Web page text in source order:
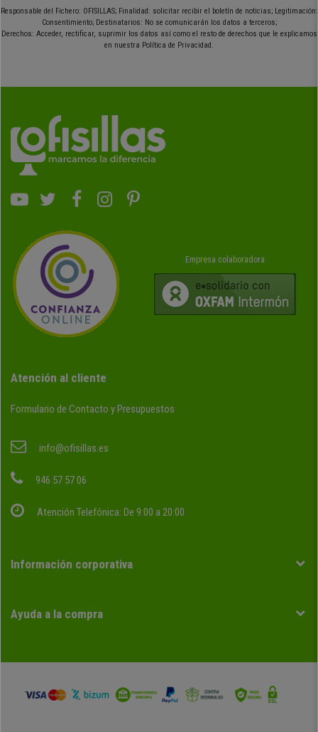
Responsable del Fichero: OFISILLAS; Finalidad: solicitar recibir el boletín de noticias; Legitimación:
Consentimiento; Destinatarios: No se comunicarán los datos a terceros;
Derechos: Acceder, rectificar, suprimir los datos así como el resto de derechos que le explicamos
en nuestra Política de Privacidad.
Empresa colaboradora
Atención al cliente
Formulario de Contacto y Presupuestos
info@ofisillas.es
946 57 57 06
Atención Telefónica: De 9:00 a 20:00
Información corporativa
Ayuda a la compra